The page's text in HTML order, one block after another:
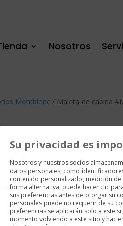
Nosotros
Montblanc / Maleta de cabina
Su privacidad es
Nosotros y nuestros socios
datos personales, como
contenido personalizado, medición
forma alternativa, puede hacer clic
sus preferencias antes de otorgar su
personales puede no requerir de su
preferencias se aplicarán solo a este
momento volviendo a este sitio y